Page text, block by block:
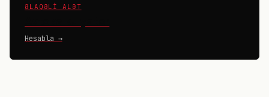
ƏLAQƏLI ALƏT
Hesabla →